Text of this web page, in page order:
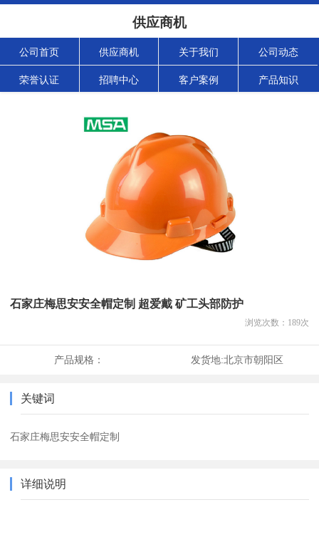
供应商机
公司首页 供应商机 关于我们 公司动态
荣誉认证 招聘中心 客户案例 产品知识
石家庄梅思安安全帽定制 超爱戴 矿工头部防护
浏览次数： 189次
产品规格： 发货地:北京市朝阳区
关键词
石家庄梅思安安全帽定制
详细说明